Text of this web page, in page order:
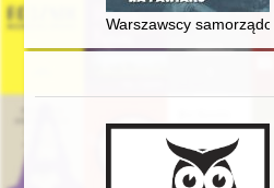
Warszawscy